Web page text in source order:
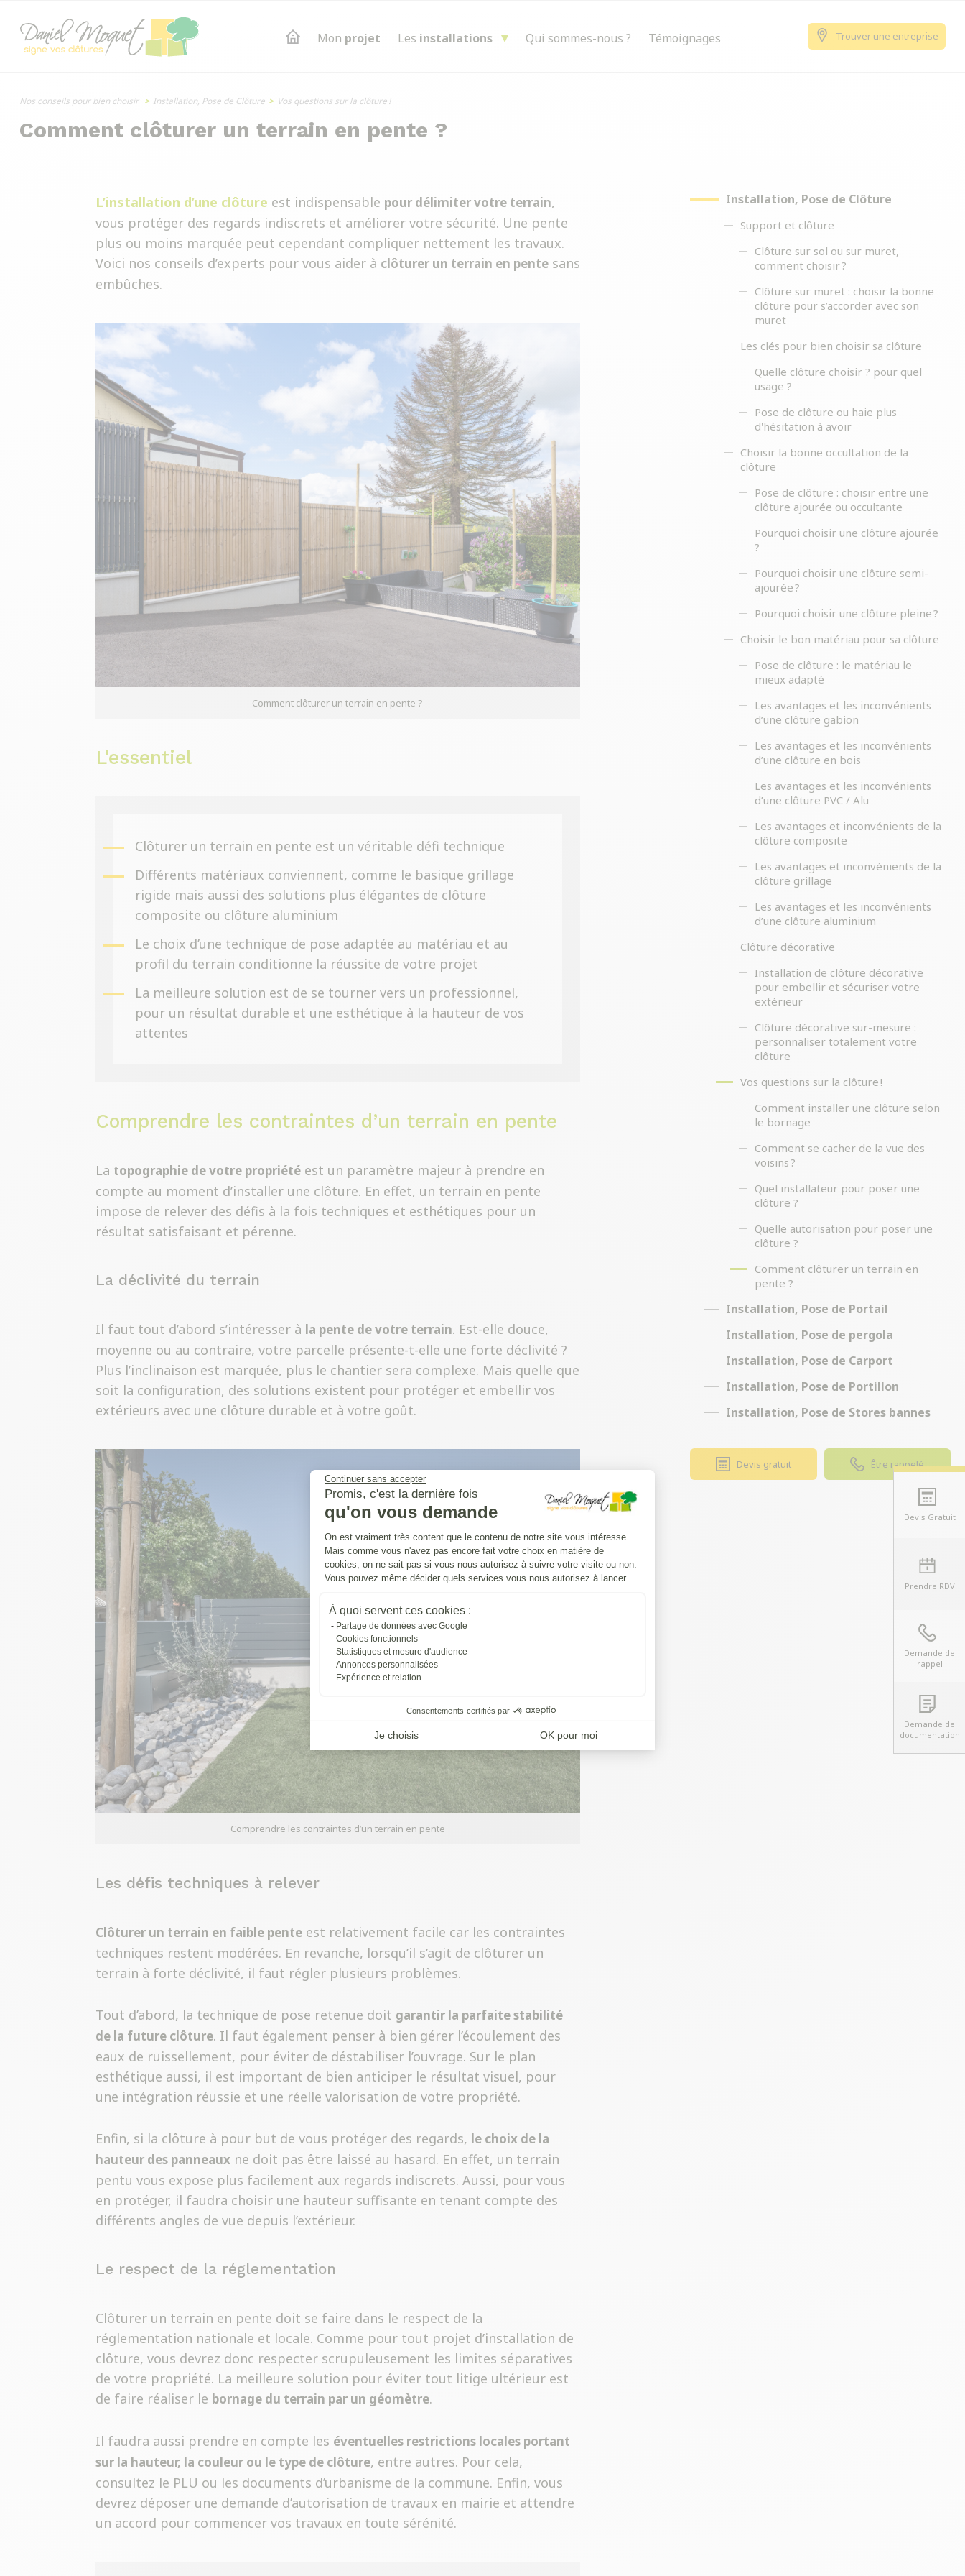
Continuer sans accepter
Promis, c'est la dernière fois
qu'on vous demande
Plateforme de Gestion du Consentement : Personnalisez vos Options
On est vraiment très content que le contenu de notre site vous intéresse.
Mais comme vous n'avez pas encore fait votre choix en matière de
cookies, on ne sait pas si vous nous autorisez à suivre votre visite ou non.
Vous pouvez même décider quels services vous nous autorisez à lancer.
À quoi servent ces cookies :
Partage de données avec Google
Cookies fonctionnels
Statistiques et mesure d'audience
Annonces personnalisées
Expérience et relation
Consentements certifiés par
Je choisis OK pour moi
Axeptio consent
Mon projet Les installations Qui sommes-nous ? Témoignages Trouver une entreprise
Nos conseils pour bien choisir > Installation, Pose de Clôture > Vos questions sur la clôture !
Comment clôturer un terrain en pente ?
L’installation d’une clôture est indispensable pour délimiter votre terrain,
vous protéger des regards indiscrets et améliorer votre sécurité. Une pente
plus ou moins marquée peut cependant compliquer nettement les travaux.
Voici nos conseils d’experts pour vous aider à clôturer un terrain en pentesans
embûches.
Comment clôturer un terrain en pente ?
L'essentiel
Clôturer un terrain en pente est un véritable défi technique
Différents matériaux conviennent, comme le basique grillage
rigide mais aussi des solutions plus élégantes de clôture
composite ou clôture aluminium
Le choix d’une technique de pose adaptée au matériau et au
profil du terrain conditionne la réussite de votre projet
La meilleure solution est de se tourner vers un professionnel,
pour un résultat durable et une esthétique à la hauteur de vos
attentes
Comprendre les contraintes d’un terrain en pente
La topographie de votre propriétéest un paramètre majeur à prendre en
compte au moment d’installer une clôture. En effet, un terrain en pente
impose de relever des défis à la fois techniques et esthétiques pour un
résultat satisfaisant et pérenne.
La déclivité du terrain
Il faut tout d’abord s’intéresser à la pente de votre terrain. Est-elle douce,
moyenne ou au contraire, votre parcelle présente-t-elle une forte déclivité ?
Plus l’inclinaison est marquée, plus le chantier sera complexe. Mais quelle que
soit la configuration, des solutions existent pour protéger et embellir vos
extérieurs avec une clôture durable et à votre goût.
Comprendre les contraintes d’un terrain en pente
Les défis techniques à relever
Clôturer un terrain en faible penteest relativement facile car les contraintes
techniques restent modérées. En revanche, lorsqu’il s’agit de clôturer un
terrain à forte déclivité, il faut régler plusieurs problèmes.
Tout d’abord, la technique de pose retenue doit garantir la parfaite stabilité
de la future clôture. Il faut également penser à bien gérer l’écoulement des
eaux de ruissellement, pour éviter de déstabiliser l’ouvrage. Sur le plan
esthétique aussi, il est important de bien anticiper le résultat visuel, pour
une intégration réussie et une réelle valorisation de votre propriété.
Enfin, si la clôture à pour but de vous protéger des regards, le choix de la
hauteur des panneauxne doit pas être laissé au hasard. En effet, un terrain
pentu vous expose plus facilement aux regards indiscrets. Aussi, pour vous
en protéger, il faudra choisir une hauteur suffisante en tenant compte des
différents angles de vue depuis l’extérieur.
Le respect de la réglementation
Clôturer un terrain en pente doit se faire dans le respect de la
réglementation nationale et locale. Comme pour tout projet d’installation de
clôture, vous devrez donc respecter scrupuleusement les limites séparatives
de votre propriété. La meilleure solution pour éviter tout litige ultérieur est
de faire réaliser le bornage du terrain par un géomètre.
Il faudra aussi prendre en compte les éventuelles restrictions locales portant
sur la hauteur, la couleur ou le type de clôture, entre autres. Pour cela,
consultez le PLU ou les documents d’urbanisme de la commune. Enfin, vous
devrez déposer une demande d’autorisation de travaux en mairie et attendre
un accord pour commencer vos travaux en toute sérénité.
Installation, Pose de Clôture
Support et clôture
Clôture sur sol ou sur muret,
comment choisir ?
Clôture sur muret : choisir la bonne
clôture pour s’accorder avec son
muret
Les clés pour bien choisir sa clôture
Quelle clôture choisir ? pour quel
usage ?
Pose de clôture ou haie plus
d'hésitation à avoir
Choisir la bonne occultation de la
clôture
Pose de clôture : choisir entre une
clôture ajourée ou occultante
Pourquoi choisir une clôture ajourée
?
Pourquoi choisir une clôture semi-
ajourée ?
Pourquoi choisir une clôture pleine ?
Choisir le bon matériau pour sa clôture
Pose de clôture : le matériau le
mieux adapté
Les avantages et les inconvénients
d’une clôture gabion
Les avantages et les inconvénients
d’une clôture en bois
Les avantages et les inconvénients
d’une clôture PVC / Alu
Les avantages et inconvénients de la
clôture composite
Les avantages et inconvénients de la
clôture grillage
Les avantages et les inconvénients
d’une clôture aluminium
Clôture décorative
Installation de clôture décorative
pour embellir et sécuriser votre
extérieur
Clôture décorative sur-mesure :
personnaliser totalement votre
clôture
Vos questions sur la clôture !
Comment installer une clôture selon
le bornage
Comment se cacher de la vue des
voisins ?
Quel installateur pour poser une
clôture ?
Quelle autorisation pour poser une
clôture ?
Comment clôturer un terrain en
pente ?
Installation, Pose de Portail
Installation, Pose de pergola
Installation, Pose de Carport
Installation, Pose de Portillon
Installation, Pose de Stores bannes
Devis gratuit Être rappelé
Devis Gratuit
Prendre RDV
Demande de
rappel
Demande de
documentation